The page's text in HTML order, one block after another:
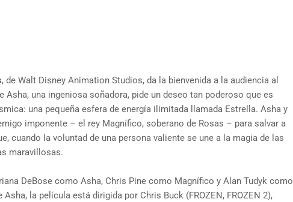
, de Walt Disney Animation Studios, da la bienvenida a la audiencia al
Asha, una ingeniosa soñadora, pide un deseo tan poderoso que es
una pequeña esfera de energía ilimitada llamada Estrella. Asha y
imponente – el rey Magnífico, soberano de Rosas – para salvar a
cuando la voluntad de una persona valiente se une a la magia de las
maravillosas.
DeBose como Asha, Chris Pine como Magnífico y Alan Tudyk como
la película está dirigida por Chris Buck (FROZEN, FROZEN 2),